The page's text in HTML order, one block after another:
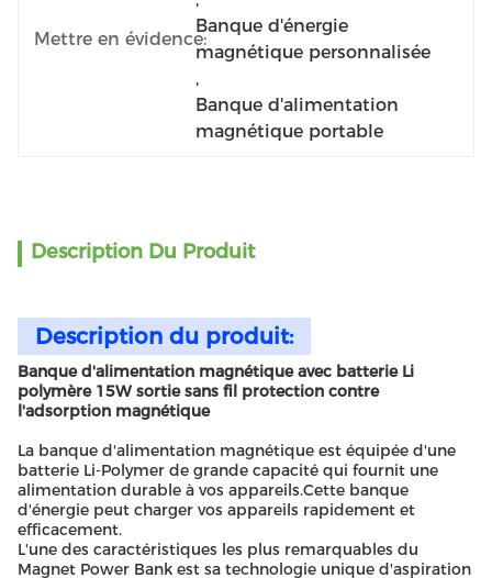
Mettre en évidence:
Banque d'énergie
magnétique personnalisée
,
Banque d'alimentation
magnétique portable
Description Du Produit
Description du produit:
Banque d'alimentation magnétique avec batterie Li
polymère 15W sortie sans fil protection contre
l'adsorption magnétique
La banque d'alimentation magnétique est équipée d'une
batterie Li-Polymer de grande capacité qui fournit une
alimentation durable à vos appareils.Cette banque
d'énergie peut charger vos appareils rapidement et
efficacement.
L'une des caractéristiques les plus remarquables du
Magnet Power Bank est sa technologie unique d'aspiration